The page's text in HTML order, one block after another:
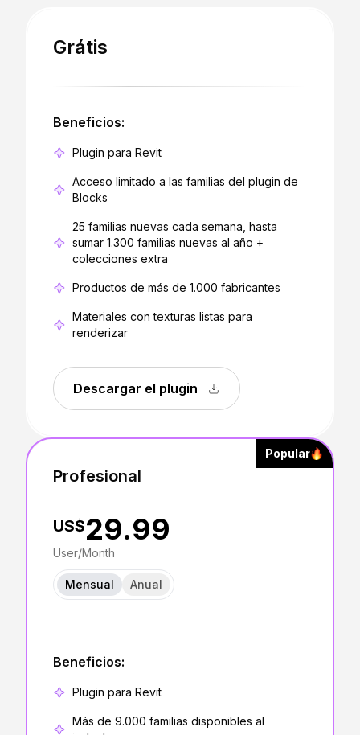
Grátis
Beneficios:
Plugin para Revit
Acceso limitado a las familias del plugin de
Blocks
25 familias nuevas cada semana, hasta
sumar 1.300 familias nuevas al año +
colecciones extra
Productos de más de 1.000 fabricantes
Materiales con texturas listas para
renderizar
Descargar el plugin
Popular
Profesional
US$29.99
User/Month
Mensual Anual
Beneficios:
Plugin para Revit
Más de 9.000 familias disponibles al